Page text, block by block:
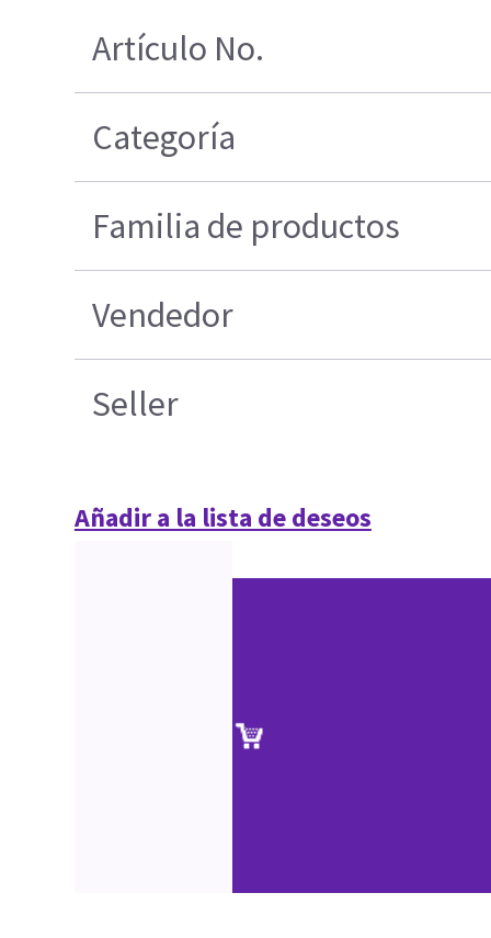
Artículo No.
Categoría
Familia de productos
Vendedor
Seller
Añadir a la lista de deseos